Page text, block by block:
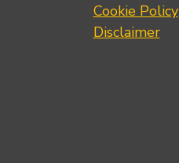
Cookie Policy
Disclaimer